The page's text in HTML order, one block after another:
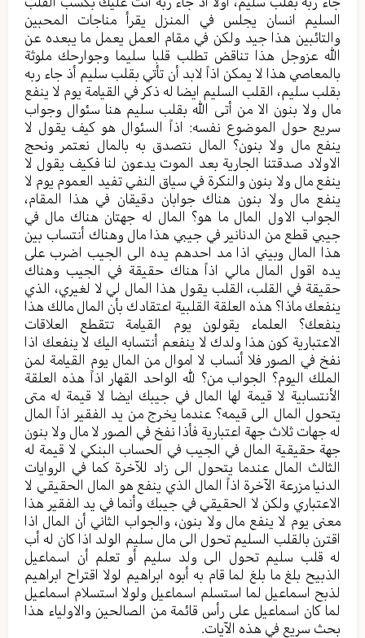
السليم انسان يجلس في المنزل يقرأ مناجات المحبين
والتائبين هذا جيد ولكن في مقام العمل يعمل ما يبعده عن
الله عزوجل هذا تناقض تطلب قلبا سليما وجوارحك ملوثة
بالمعاصي هذا لا يمكن اذاً لابد أن تأتي بقلب سليم أذ جاء ربه
بقلب سليم، القلب السليم ايضا له ذكر في القيامة يوم لا ينفع
مال ولا بنون الا من أتى الله بقلب سليم هنا سئوال وجواب
سريع حول الموضوع نفسه: اذاً السئوال هو كيف يقول لا
ينفع مال ولا بنون؟ المال نتصدق به بالمال نعتمر ونحج
الاولاد صدقتنا الجارية بعد الموت يدعون لنا فكيف يقول لا
ينفع مال ولا بنون والنكرة في سياق النفي تفيد العموم يوم لا
ينفع مال ولا بنون هناك جوابان دقيقان في هذا المقام،
الجواب الاول المال ما هو؟ المال له جهتان هناك مال في
جيبي قطع من الدنانير في جيبي هذا مال وهناك أنتساب بين
هذا المال وبيني اذا مد احدهم يده الى الجيب اضرب على
يده اقول المال مالي اذاً هناك حقيقة في الجيب وهناك
حقيقة في القلب، القلب يقول هذا المال لي لا لغيري، الذي
ينفعك ماذا؟ هذه العلقة القلبية اعتقادك بأن المال مالك هذا
ينفعك؟ العلماء يقولون يوم القيامة تتقطع العلاقات
الاعتبارية كون هذا ولدك لا ينفعم أنتسابه اليك لا ينفعك اذا
نفخ في الصور فلا أنساب لا اموال من المال يوم القيامة لمن
الملك اليوم؟ الجواب من؟ لله الواحد القهار اذاً هذه العلقة
الأنتسابية لا قيمة لها المال في جيبك ايضا لا قيمة له متى
يتحول المال الى قيمه؟ عندما يخرج من يد الفقير اذاً المال
له جهات ثلاث جهة اعتبارية فأذا نفخ في الصور لا مال ولا بنون
جهة حقيقية المال في الجيب في الحساب البنكي لا قيمة له
الثالث المال عندما يتحول الى زاد للآخرة كما في الروايات
الدنيا مزرعة الآخرة اذاً المال الذي ينفع هو المال الحقيقي لا
الاعتباري ولكن لا الحقيقي في جيبك وأنما في يد الفقير هذا
معنى يوم لا ينفع مال ولا بنون، والجواب الثاني أن المال اذا
اقترن بالقلب السليم تحول الى مال سليم الولد اذا كان له أب
له قلب سليم تحول الى ولد سليم أو تعلم أن اسماعيل
الذبيح بلغ ما بلغ لما قام به أبوه ابراهيم لولا اقتراح ابراهيم
لذبح اسماعيل لما استسلم اسماعيل ولولا استسلام اسماعيل
لما كان اسماعيل على رأس قائمة من الصالحين والاولياء هذا
بحث سريع في هذه الآيات.